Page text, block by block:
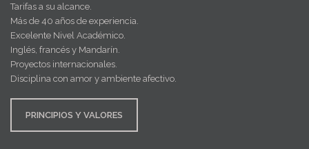
Tarifas a su alcance.
Más de 40 años de experiencia.
Excelente Nivel Académico.
Inglés, francés y Mandarín.
Proyectos internacionales.
Disciplina con amor y ambiente afectivo.
PRINCIPIOS Y VALORES